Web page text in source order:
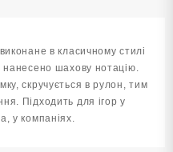
в класичному стилі
нанесено шахову нотацію.
скручується в рулон, тим
Підходить для ігор у
у компаніях.